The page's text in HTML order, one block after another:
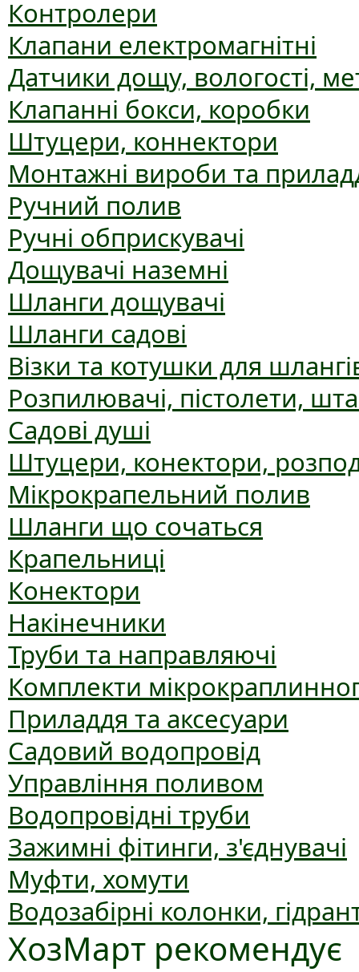
Контролери
Клапани електромагнітні
Датчики дощу, вологості,
Клапанні бокси, коробки
Штуцери, коннектори
Монтажні вироби та
Ручний полив
Ручні обприскувачі
Дощувачі наземні
Шланги дощувачі
Шланги садові
Візки та котушки для
Розпилювачі, пістолети,
Садові душі
Штуцери, конектори,
Мікрокрапельний полив
Шланги що сочаться
Крапельниці
Конектори
Накінечники
Труби та направляючі
Комплекти
Приладдя та аксесуари
Садовий водопровід
Управління поливом
Водопровідні труби
Зажимні фітинги, з'єднувачі
Муфти, хомути
Водозабірні колонки,
ХозМарт рекомендує